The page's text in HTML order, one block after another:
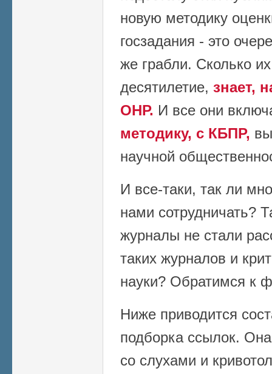
новую методику
госзадания - это
же грабли. Сколько
десятилетие, знает,
ОНР. И все они
методику, с КБПР,
научной
И все-таки, так ли
нами сотрудничать?
журналы не стали
таких журналов и
науки? Обратимся к
Ниже приводится
подборка ссылок.
со слухами и